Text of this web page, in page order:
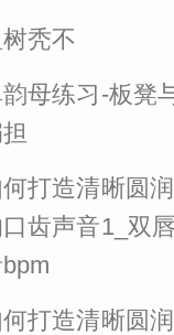
秃不
母练习-板凳
打造清晰圆润
齿声音1_双唇
打造清晰圆润